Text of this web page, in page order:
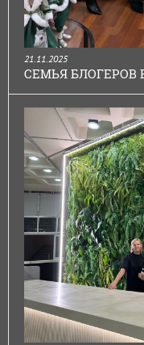
21.11.2025
СЕМЬЯ БЛОГЕРОВ